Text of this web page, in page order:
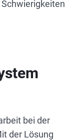
bei der
der Lösung